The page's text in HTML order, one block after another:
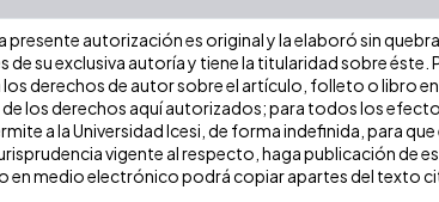
presente autorización es original y la elaboró sin
su exclusiva autoría y tiene la titularidad sobre éste.
derechos de autor sobre el artículo, folleto o libro en
los derechos aquí autorizados; para todos los
a la Universidad Icesi, de forma indefinida, para
vigente al respecto, haga publicación de
en medio electrónico podrá copiar apartes del texto